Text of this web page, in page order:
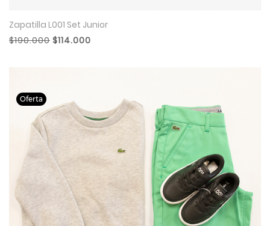
Zapatilla L001 Set Junior
$190.000 $114.000